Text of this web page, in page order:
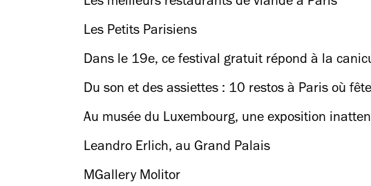
Les meilleurs restaurants de viande à Paris
Les Petits Parisiens
Dans le 19e, ce festival gratuit répond à la
Du son et des assiettes : 10 restos à Paris où
Au musée du Luxembourg, une exposition
Leandro Erlich, au Grand Palais
MGallery Molitor